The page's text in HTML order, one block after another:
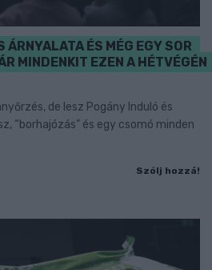
ÁRNYALATA ÉS MÉG EGY SOR
MINDENKIT EZEN A HÉTVÉGÉN
de lesz Pogány Induló és
“borhajózás” és egy csomó minden
Szólj hozzá!